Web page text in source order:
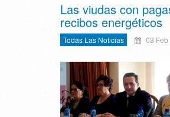
Las viudas con
recibos energéticos
Todas Las Noticias 03 Feb